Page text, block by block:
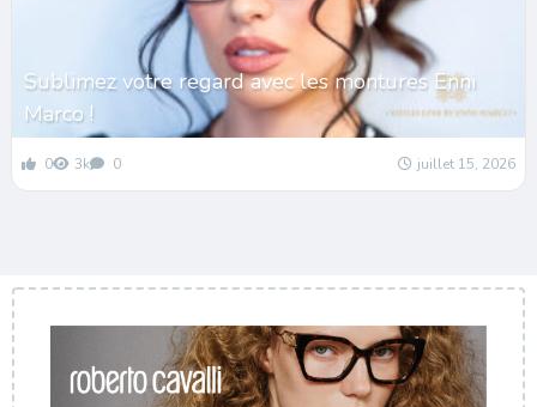
Sublimez votre regard avec les montures Enni
Marco !
0 3k 0 juillet 15, 2026